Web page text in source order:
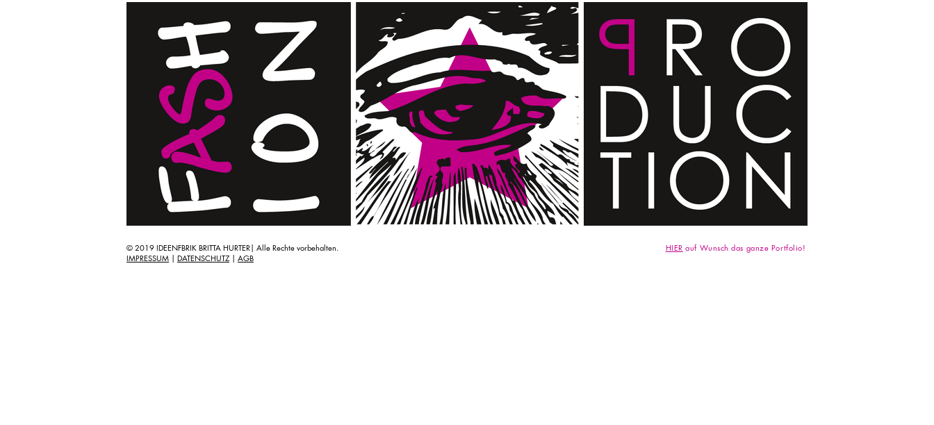
© 2019 IDEENFBRIK BRITTA HURTER| Alle Rechte vorbehalten.
IMPRESSUM | DATENSCHUTZ | AGB
HIER auf Wunsch das ganze Portfolio!